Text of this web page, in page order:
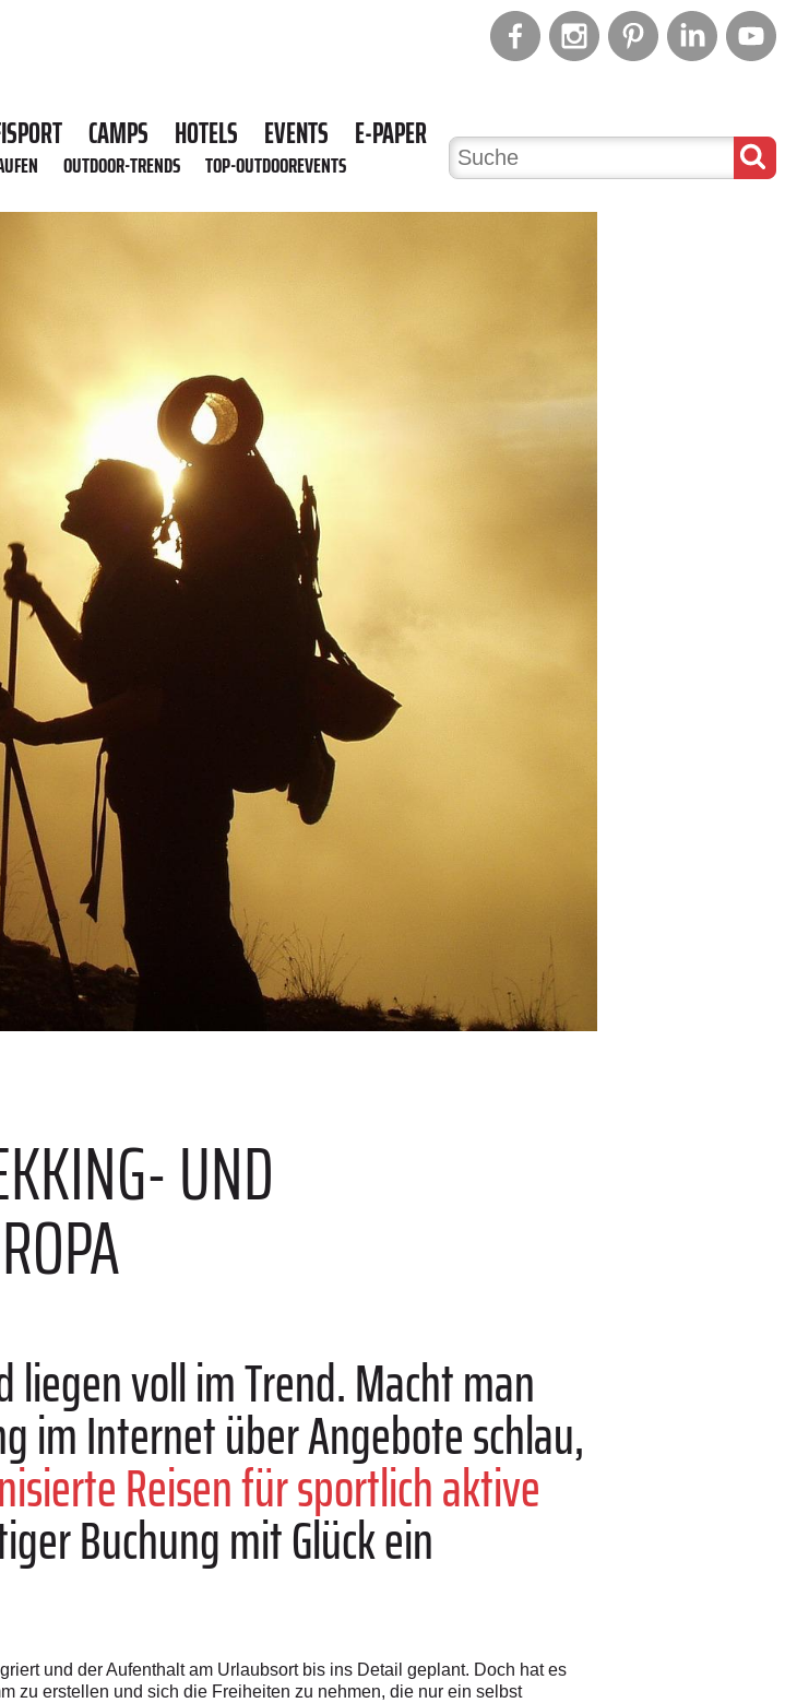
CAMPS HOTELS EVENTS E-PAPER
OUTDOOR-TRENDS TOP-OUTDOOREVENTS
UND
voll im Trend. Macht man
im Internet über Angebote schlau,
Reisen für sportlich aktive
Buchung mit Glück ein
und der Aufenthalt am Urlaubsort bis ins Detail geplant. Doch hat es
zu erstellen und sich die Freiheiten zu nehmen, die nur ein selbst